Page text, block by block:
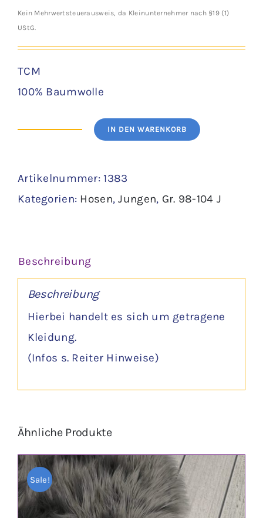
Preis
3,20 €
Preis
2,70 €.
Kein Mehrwertsteuerausweis, da Kleinunternehmer nach §19 (1)
UStG.
TCM
100% Baumwolle
98/104
Menge
IN DEN WARENKORB
Artikelnummer: 1383
Kategorien: Hosen,Jungen, Gr. 98-104 J
Beschreibung
Beschreibung
Hierbei handelt es sich um getragene
Kleidung.
(Infos s. Reiter Hinweise)
Ähnliche Produkte
Sale!